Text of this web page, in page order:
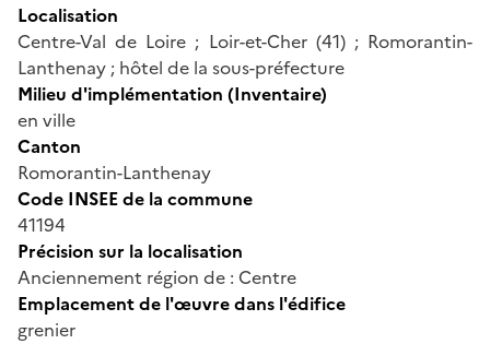
Localisation
Centre-Val de Loire ; Loir-et-Cher (41) ; Romorantin-
Lanthenay ; hôtel de la sous-préfecture
Milieu d'implémentation (Inventaire)
en ville
Canton
Romorantin-Lanthenay
Code INSEE de la commune
41194
Précision sur la localisation
Anciennement région de : Centre
Emplacement de l'œuvre dans l'édifice
grenier